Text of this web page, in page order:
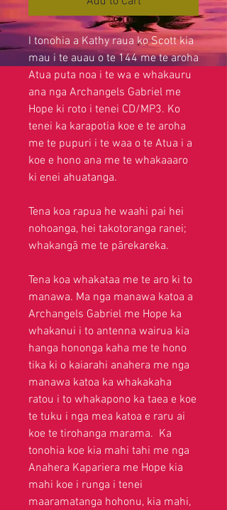
I tonohia a Kathy raua ko Scott kia
mau i te auau o te 144 me te aroha
Atua puta noa i te wa e whakauru
ana nga Archangels Gabriel me
Hope ki roto i tenei CD/MP3. Ko
tenei ka karapotia koe e te aroha
me te pupuri i te waa o te Atua i a
koe e hono ana me te whakaaaro
ki enei ahuatanga.
Tena koa rapua he waahi pai hei
nohoanga, hei takotoranga ranei;
whakangā me te pārekareka.
Tena koa whakataa me te aro ki to
manawa. Ma nga manawa katoa a
Archangels Gabriel me Hope ka
whakanui i to antenna wairua kia
hanga hononga kaha me te hono
tika ki o kaiarahi anahera me nga
manawa katoa ka whakakaha
ratou i to whakapono ka taea e koe
te tuku i nga mea katoa e raru ai
koe te tirohanga marama. Ka
tonohia koe kia mahi tahi me nga
Anahera Kapariera me Hope kia
mahi koe i runga i tenei
maaramatanga hohonu, kia mahi,